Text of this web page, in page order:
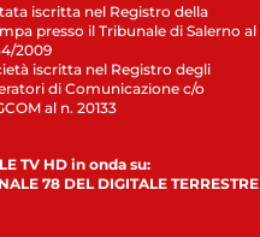
iscritta nel Registro della
presso il Tribunale di Salerno al
2009
iscritta nel Registro degli
di Comunicazione c/o
al n. 20133
TV HD in onda su:
78 DEL DIGITALE TERRESTRE